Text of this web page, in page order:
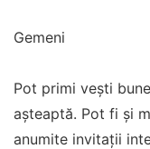
Gemeni
Pot primi vești
așteaptă. Pot fi și
anumite invitații